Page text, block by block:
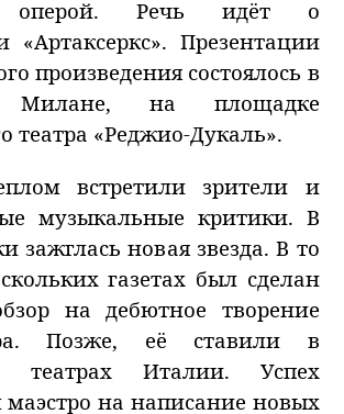
оперой. Речь идёт о
«Артаксеркс». Презентации
произведения состоялось в
на площадке
театра «Реджио-Дукаль».
встретили зрители и
музыкальные критики. В
зажглась новая звезда. В то
газетах был сделан
на дебютное творение
Позже, её ставили в
театрах Италии. Успех
маэстро на написание новых